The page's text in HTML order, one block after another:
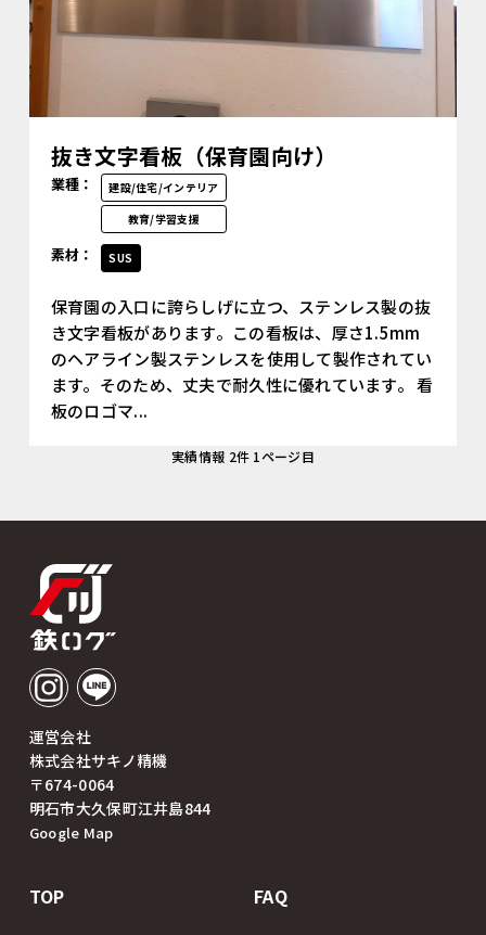
抜き文字看板（保育園向け）
業種： 建設/住宅/インテリア
教育/学習支援
素材： SUS
保育園の入口に誇らしげに立つ、ステンレス製の抜
き文字看板があります。この看板は、厚さ1.5mm
のヘアライン製ステンレスを使用して製作されてい
ます。そのため、丈夫で耐久性に優れています。 看
板のロゴマ...
実績情報 2件 1ページ目
運営会社
株式会社サキノ精機
〒674-0064
明石市大久保町江井島844
Google Map
TOP
FAQ